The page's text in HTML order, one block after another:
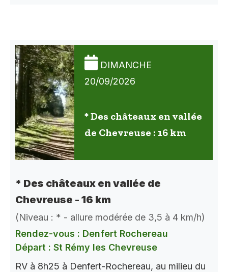
DIMANCHE
20/09/2026
* Des châteaux en vallée
de Chevreuse : 16 km
* Des châteaux en vallée de
Chevreuse - 16 km
(Niveau : * - allure modérée de 3,5 à 4 km/h)
Rendez-vous : Denfert Rochereau
Départ : St Rémy les Chevreuse
RV à 8h25 à Denfert-Rochereau, au milieu du